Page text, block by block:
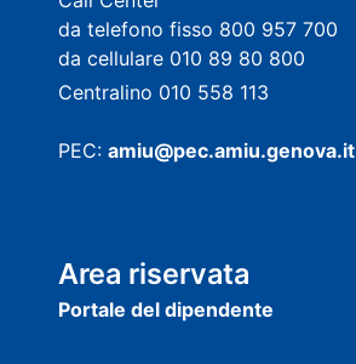
da telefono fisso 800 957 700
da cellulare 010 89 80 800
Centralino 010 558 113
PEC: amiu@pec.amiu.genova.it
Area riservata
Portale del dipendente